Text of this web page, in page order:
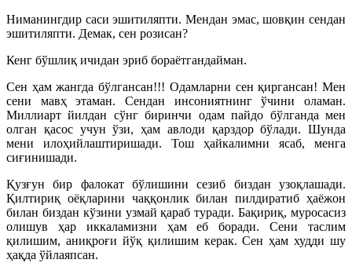
Ниманингдир саси эшитиляпти. Мендан эмас, шовқин сендан
эшитиляпти. Демак, сен розисан?
Кенг бўшлиқ ичидан эриб бораётгандайман.
Сен ҳам жангда бўлгансан!!! Одамларни сен қиргансан! Мен
сени мавҳ этаман. Сендан инсониятнинг ўчини оламан.
Миллиарт йилдан сўнг биринчи одам пайдо бўлганда мен
олган қасос учун ўзи, ҳам авлоди қарздор бўлади. Шунда
мени илоҳийлаштиришади. Тош ҳайкалимни ясаб, менга
сиғинишади.
Қузғун бир фалокат бўлишини сезиб биздан узоқлашади.
Қилтириқ оёқларини чаққонлик билан пилдиратиб ҳаёжон
билан биздан кўзини узмай қараб туради. Бақириқ, муросасиз
олишув ҳар иккаламизни ҳам еб боради. Сени таслим
қилишим, аниқроғи йўқ қилишим керак. Сен ҳам худди шу
ҳақда ўйлаяпсан.